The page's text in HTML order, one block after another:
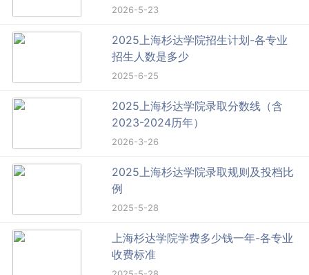
2026-5-23
2025上海杉达学院招生计划-各专业
招生人数是多少
2025-6-25
2025上海杉达学院录取分数线（含
2023-2024历年）
2026-3-26
2025上海杉达学院录取规则及投档比
例
2025-5-28
上海杉达学院学费多少钱一年-各专业
收费标准